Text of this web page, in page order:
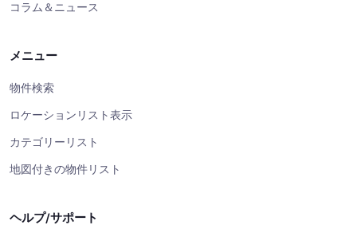
コラム＆ニュース
メニュー
物件検索
ロケーションリスト表示
カテゴリーリスト
地図付きの物件リスト
ヘルプ/サポート